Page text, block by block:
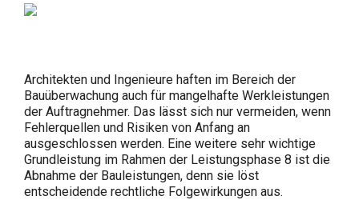
Architekten und Ingenieure haften im Bereich der
Bauüberwachung auch für mangelhafte Werkleistungen
der Auftragnehmer. Das lässt sich nur vermeiden, wenn
Fehlerquellen und Risiken von Anfang an
ausgeschlossen werden. Eine weitere sehr wichtige
Grundleistung im Rahmen der Leistungsphase 8 ist die
Abnahme der Bauleistungen, denn sie löst
entscheidende rechtliche Folgewirkungen aus.